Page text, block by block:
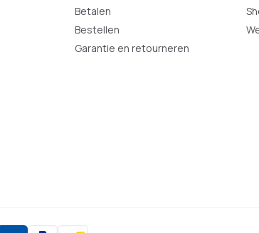
Betalen
Bestellen
Garantie en retourneren